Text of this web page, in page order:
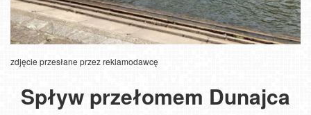
zdjęcie przesłane przez reklamodawcę
Spływ przełomem Dunajca